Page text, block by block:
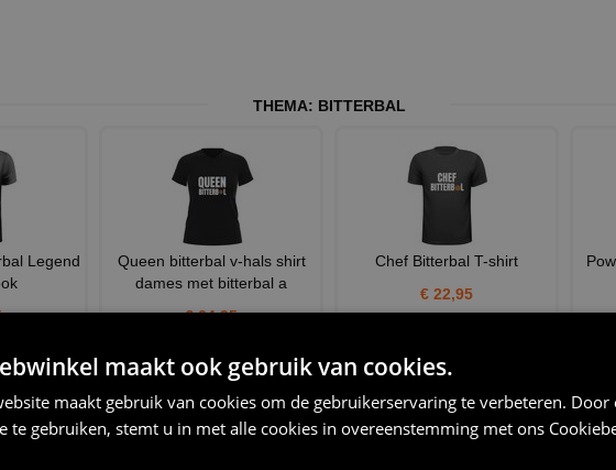
THEMA: BITTERBAL
Legend
Queen bitterbal v-hals shirt
dames met bitterbal a
€ 24,95
Chef Bitterbal T-shirt
€ 22,95
maakt ook gebruik van cookies.
maakt gebruik van cookies om de gebruikerservaring te verbeteren. Door
te gebruiken, stemt u in met alle cookies in overeenstemming met ons